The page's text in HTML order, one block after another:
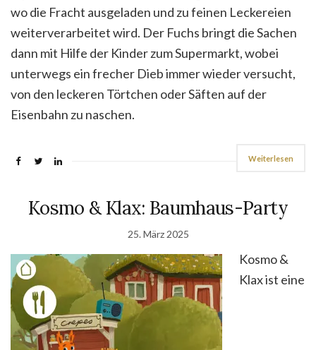
wo die Fracht ausgeladen und zu feinen Leckereien
weiterverarbeitet wird. Der Fuchs bringt die Sachen
dann mit Hilfe der Kinder zum Supermarkt, wobei
unterwegs ein frecher Dieb immer wieder versucht,
von den leckeren Törtchen oder Säften auf der
Eisenbahn zu naschen.
Weiterlesen
Kosmo & Klax: Baumhaus-Party
25. März 2025
Kosmo &
Klax ist eine